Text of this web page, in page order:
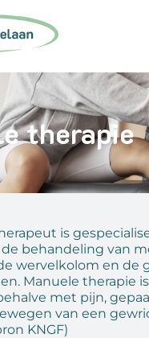
therapie
is
behandeling van
wervelkolom en de
Manuele therapie
met pijn,
van een
KNGF)